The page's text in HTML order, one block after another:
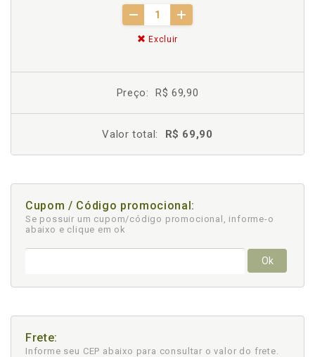
Excluir
Preço: R$ 69,90
Valor total: R$ 69,90
Cupom / Código promocional:
Se possuir um cupom/código promocional, informe-o
abaixo e clique em ok
Ok
Frete:
Informe seu CEP abaixo para consultar o valor do frete.